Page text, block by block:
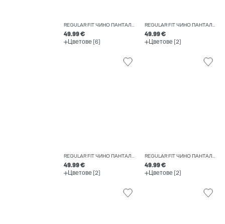
REGULAR FIT ЧИНО ПАНТАЛОНИ
49.99 €
Цветове (6)
REGULAR FIT ЧИНО ПАНТАЛОНИ
49.99 €
Цветове (2)
REGULAR FIT ЧИНО ПАНТАЛОНИ
49.99 €
Цветове (2)
REGULAR FIT ЧИНО ПАНТАЛОНИ
49.99 €
Цветове (2)